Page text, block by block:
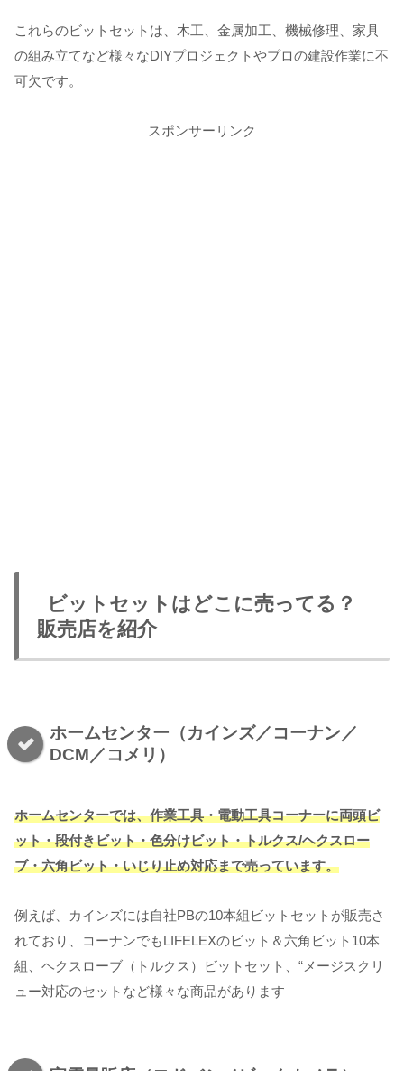
これらのビットセットは、木工、金属加工、機械修理、家具
の組み立てなど様々なDIYプロジェクトやプロの建設作業に不
可欠です。
スポンサーリンク
ビットセットはどこに売ってる？
販売店を紹介
ホームセンター（カインズ／コーナン／
DCM／コメリ）
ホームセンターでは、作業工具・電動工具コーナーに両頭ビ
ット・段付きビット・色分けビット・トルクス/ヘクスロー
ブ・六角ビット・いじり止め対応まで売っています。
例えば、カインズには自社PBの10本組ビットセットが販売さ
れており、コーナンでもLIFELEXのビット＆六角ビット10本
組、ヘクスローブ（トルクス）ビットセット、“メージスクリ
ュー対応のセットなど様々な商品があります